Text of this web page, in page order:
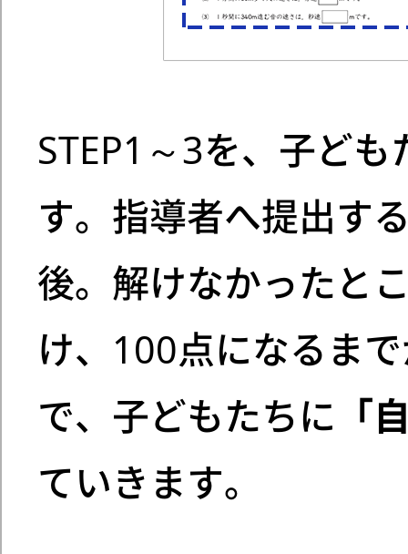
STEP1～3を、子ど
す。指導者へ提出す
後。解けなかったと
け、100点になるま
で、子どもたちに 「
ていきます。